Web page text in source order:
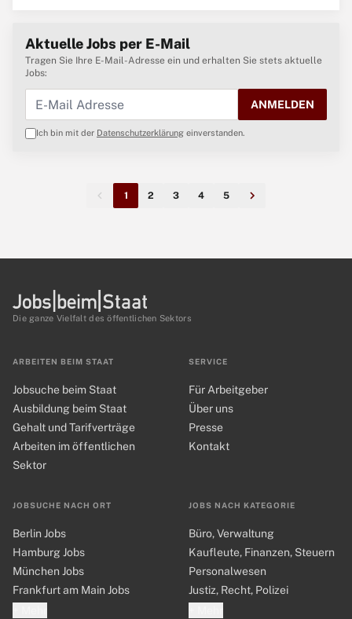
Aktuelle Jobs per E-Mail
Tragen Sie Ihre E-Mail-Adresse ein und erhalten Sie stets aktuelle
Jobs:
ANMELDEN
Ich bin mit der Datenschutzerklärung einverstanden.
1 2 3 4 5
Die ganze Vielfalt des öffentlichen Sektors
ARBEITEN BEIM STAAT
Jobsuche beim Staat
Ausbildung beim Staat
Gehalt und Tarifverträge
Arbeiten im öffentlichen
Sektor
JOBSUCHE NACH ORT
Berlin Jobs
Hamburg Jobs
München Jobs
Frankfurt am Main Jobs
JOBS NACH KATEGORIE
Büro, Verwaltung
Kaufleute, Finanzen, Steuern
Personalwesen
Justiz, Recht, Polizei
SERVICE
Für Arbeitgeber
Über uns
Presse
Kontakt